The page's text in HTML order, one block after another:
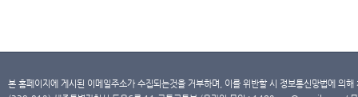
본 홈페이지에 게시된 이메일주소가 수집되는것을 거부하며, 이를 위반할 시 정보통신망법에 의